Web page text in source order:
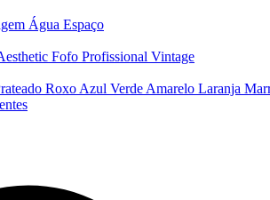
Água Espaço
Fofo Profissional Vintage
Roxo Azul Verde Amarelo Laranja